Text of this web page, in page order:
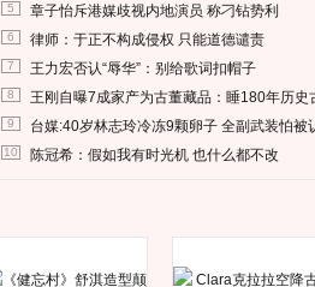
5 章子怡斥港媒歧视内地演员 称刁钻势利
6 律师：于正不构成侵权 只能道德谴责
7 王力宏否认“辱华”：别给歌词扣帽子
8 王刚自曝7成家产为古董藏品：睡180年历史
9 台媒:40岁林志玲冷冻9颗卵子 全副武装怕被
10 陈冠希：假如我有时光机 也什么都不改